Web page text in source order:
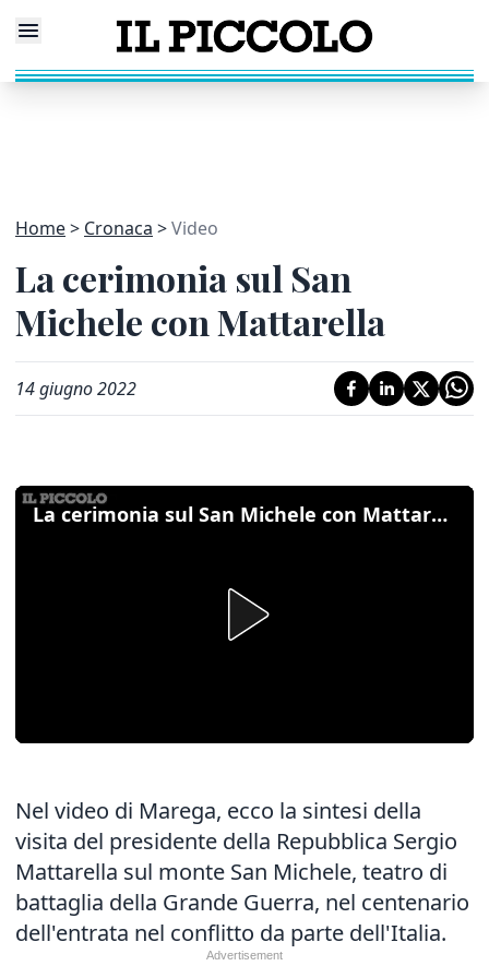
Home Cronaca Video
La cerimonia sul San
Michele con Mattarella
14 giugno 2022
La cerimonia sul San Michele con Mattarella
Nel video di Marega, ecco la sintesi della
visita del presidente della Repubblica Sergio
Mattarella sul monte San Michele, teatro di
battaglia della Grande Guerra, nel centenario
dell'entrata nel conflitto da parte dell'Italia.